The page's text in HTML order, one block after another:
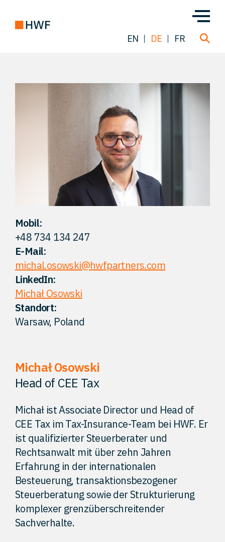
Über uns
Team
Lösungen
Einblicke
EN DE FR
Mobil:
+48 734 134 247
E-Mail:
michal.osowski@hwfpartners.com
LinkedIn:
Michał Osowski
Standort:
Warsaw, Poland
Michał Osowski
Head of CEE Tax
Michał ist Associate Director und Head of
CEE Tax im Tax-Insurance-Team bei HWF. Er
ist qualifizierter Steuerberater und
Rechtsanwalt mit über zehn Jahren
Erfahrung in der internationalen
Besteuerung, transaktionsbezogener
Steuerberatung sowie der Strukturierung
komplexer grenzüberschreitender
Sachverhalte.